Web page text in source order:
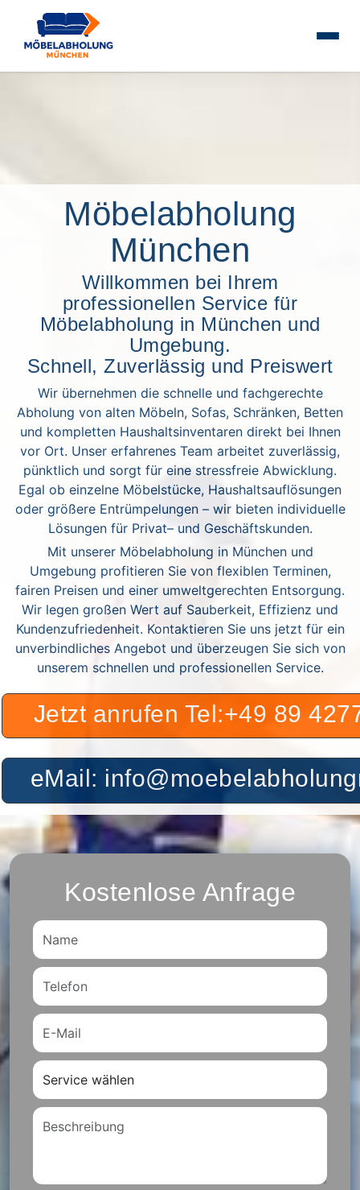
Möbelabholung
München
Willkommen bei Ihrem
professionellen Service für
Möbelabholung in München und
Umgebung.
Schnell, Zuverlässig und Preiswert
Wir übernehmen die schnelle und fachgerechte
Abholung von alten Möbeln, Sofas, Schränken, Betten
und kompletten Haushaltsinventaren direkt bei Ihnen
vor Ort. Unser erfahrenes Team arbeitet zuverlässig,
pünktlich und sorgt für eine stressfreie Abwicklung.
Egal ob einzelne Möbelstücke, Haushaltsauflösungen
oder größere Entrümpelungen – wir bieten individuelle
Lösungen für Privat– und Geschäftskunden.
Mit unserer Möbelabholung in München und
Umgebung profitieren Sie von flexiblen Terminen,
fairen Preisen und einer umweltgerechten Entsorgung.
Wir legen großen Wert auf Sauberkeit, Effizienz und
Kundenzufriedenheit. Kontaktieren Sie uns jetzt für ein
unverbindliches Angebot und überzeugen Sie sich von
unserem schnellen und professionellen Service.
Jetzt anrufen Tel:+49 89
eMail:
Kostenlose Anfrage